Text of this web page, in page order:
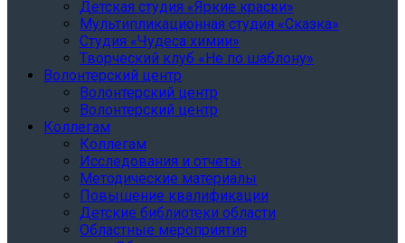
Детская студия «Яркие краски»
Мультипликационная студия «Сказка»
Студия «Чудеса химии»
Творческий клуб «Не по шаблону»
Волонтерский центр
Волонтерский центр
Волонтерский центр
Коллегам
Коллегам
Исследования и отчеты
Методические материалы
Повышение квалификации
Детские библиотеки области
Областные мероприятия